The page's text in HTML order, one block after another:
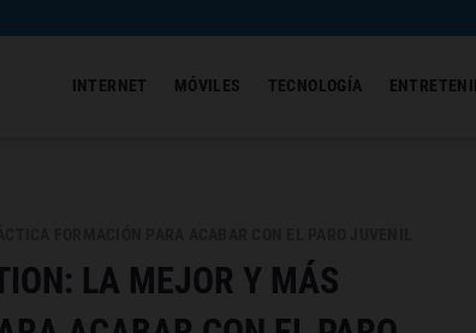
INTERNET MÓVILES TECNOLOGÍA
LA MEJOR Y MÁS